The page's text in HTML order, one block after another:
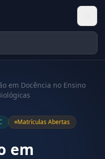
em Docência no Ensino
Matrículas Abertas
em